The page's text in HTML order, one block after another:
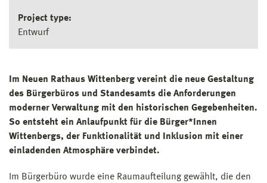
Project type:
Entwurf
Im Neuen Rathaus Wittenberg vereint die neue Gestaltung
des Bürgerbüros und Standesamts die Anforderungen
moderner Verwaltung mit den historischen Gegebenheiten.
So entsteht ein Anlaufpunkt für die Bürger*Innen
Wittenbergs, der Funktionalität und Inklusion mit einer
einladenden Atmosphäre verbindet.
Im Bürgerbüro wurde eine Raumaufteilung gewählt, die den